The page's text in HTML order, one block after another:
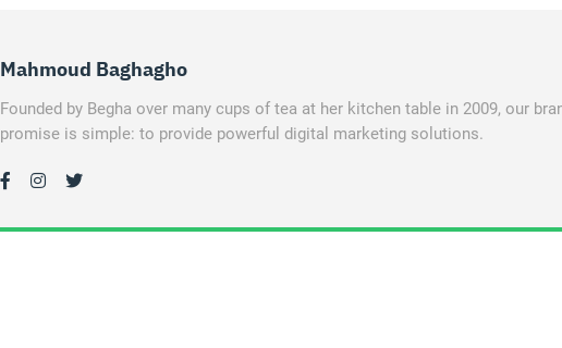
Mahmoud Baghagho
Founded by Begha over many cups of tea at her kitchen table in 2009, our
promise is simple: to provide powerful digital marketing solutions.